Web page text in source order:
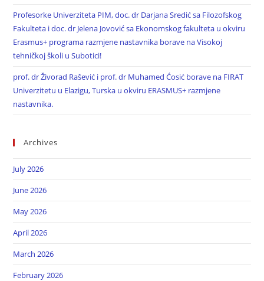
Profesorke Univerziteta PIM, doc. dr Darjana Sredić sa Filozofskog
Fakulteta i doc. dr Jelena Jovović sa Ekonomskog fakulteta u okviru
Erasmus+ programa razmjene nastavnika borave na Visokoj
tehničkoj školi u Subotici!
prof. dr Živorad Rašević i prof. dr Muhamed Ćosić borave na FIRAT
Univerzitetu u Elazigu, Turska u okviru ERASMUS+ razmjene
nastavnika.
Archives
July 2026
June 2026
May 2026
April 2026
March 2026
February 2026